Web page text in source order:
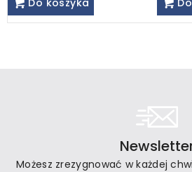
Możesz zrezygnować w każdej